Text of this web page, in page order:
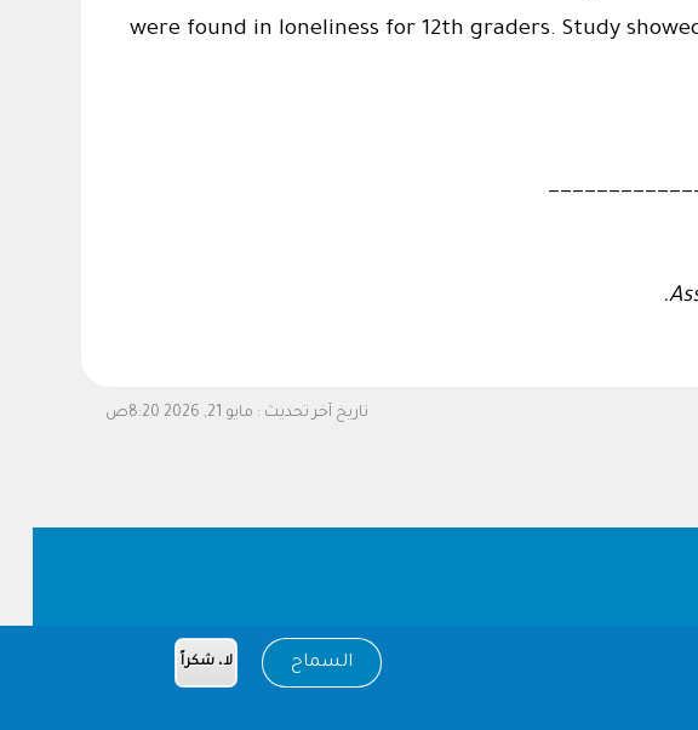
were found in loneliness for 12th graders. Study
.
تاريخ آخر تحديث : مايو 21, 2026 8:20ص
الاستخدام
السماح لا، شكراً